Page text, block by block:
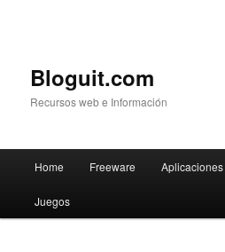
Bloguit.com
Recursos web e Información
Skip
to
Home Freeware
Juegos